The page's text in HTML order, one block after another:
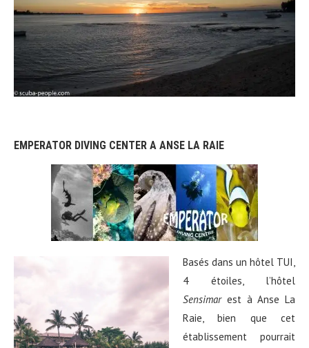
EMPERATOR DIVING CENTER A ANSE LA RAIE
Basés dans un hôtel TUI,
4 étoiles, l’hôtel
Sensimarest à Anse La
Raie, bien que cet
établissement pourrait